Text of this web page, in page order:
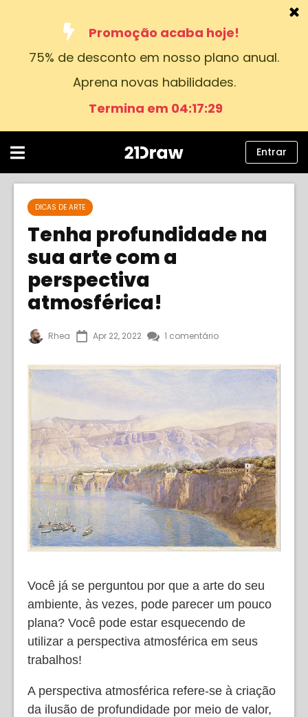
Promoção acaba hoje!
75% de desconto em nosso plano anual.
Aprena novas habilidades.
Termina em 04:17:29
Cursos
Sobre nós
Entrar
Português
Entrar
DICAS DE ARTE
Tenha profundidade na
sua arte com a
perspectiva
atmosférica!
Rhea Apr 22, 2022 1 comentário
Você já se perguntou por que a arte do seu
ambiente, às vezes, pode parecer um pouco
plana? Você pode estar esquecendo de
utilizar a perspectiva atmosférica em seus
trabalhos!
A perspectiva atmosférica refere-se à criação
da ilusão de profundidade por meio de valor,